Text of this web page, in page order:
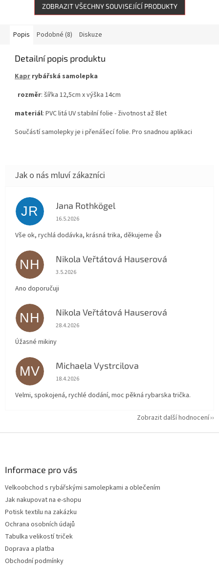
ZOBRAZIT VŠECHNY SOUVISEJÍCÍ PRODUKTY
Popis Podobné (8) Diskuze
Detailní popis produktu
Kapr rybářská samolepka
rozměr: šířka 12,5cm x výška 14cm
materiál: PVC litá UV stabilní folie - životnost až 8let
Součástí samolepky je i přenášecí folie. Pro snadnou aplikaci
JR Jana Rothkögel
Hodnocení obchodu je 5 z 5 hvězdiček.
16.5.2026
Vše ok, rychlá dodávka, krásná trika, děkujeme 👍
NH Nikola Veřtátová Hauserová
Hodnocení obchodu je 5 z 5 hvězdiček.
3.5.2026
Ano doporučuji
NH Nikola Veřtátová Hauserová
Hodnocení obchodu je 5 z 5 hvězdiček.
28.4.2026
Úžasné mikiny
MV Michaela Vystrcilova
Hodnocení obchodu je 5 z 5 hvězdiček.
18.4.2026
Velmi, spokojená, rychlé dodání, moc pěkná rybarska trička.
Zobrazit další hodnocení
Informace pro vás
Velkoobchod s rybářskými samolepkami a oblečením
Jak nakupovat na e-shopu
Potisk textilu na zakázku
Ochrana osobních údajů
Tabulka velikostí triček
Doprava a platba
Obchodní podmínky